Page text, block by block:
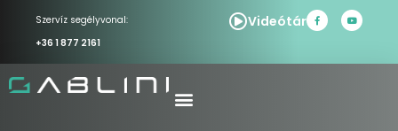
Szervíz segélyvonal:
+36 1 877 2161
Videótár